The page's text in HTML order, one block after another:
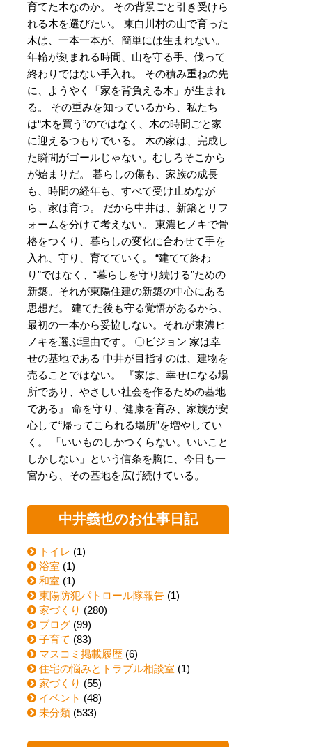
育てた木なのか。 その背景ごと引き受けら
れる木を選びたい。 東白川村の山で育った
木は、一本一本が、簡単には生まれない。
年輪が刻まれる時間、山を守る手、伐って
終わりではない手入れ。 その積み重ねの先
に、ようやく「家を背負える木」が生まれ
る。 その重みを知っているから、私たち
は“木を買う”のではなく、木の時間ごと家
に迎えるつもりでいる。 木の家は、完成し
た瞬間がゴールじゃない。むしろそこから
が始まりだ。 暮らしの傷も、家族の成長
も、時間の経年も、すべて受け止めなが
ら、家は育つ。 だから中井は、新築とリフ
ォームを分けて考えない。 東濃ヒノキで骨
格をつくり、暮らしの変化に合わせて手を
入れ、守り、育てていく。 “建てて終わ
り”ではなく、“暮らしを守り続ける”ための
新築。それが東陽住建の新築の中心にある
思想だ。 建てた後も守る覚悟があるから、
最初の一本から妥協しない。それが東濃ヒ
ノキを選ぶ理由です。 〇ビジョン 家は幸
せの基地である 中井が目指すのは、建物を
売ることではない。 『家は、幸せになる場
所であり、やさしい社会を作るための基地
である』 命を守り、健康を育み、家族が安
心して“帰ってこられる場所”を増やしてい
く。 「いいものしかつくらない。いいこと
しかしない」という信条を胸に、今日も一
宮から、その基地を広げ続けている。
中井義也のお仕事日記
トイレ (1)
浴室 (1)
和室 (1)
東陽防犯パトロール隊報告 (1)
家づくり (280)
ブログ (99)
子育て (83)
マスコミ掲載履歴 (6)
住宅の悩みとトラブル相談室 (1)
家づくり (55)
イベント (48)
未分類 (533)